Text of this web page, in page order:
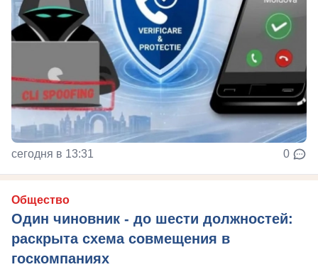
сегодня в 13:31 0
Общество
Один чиновник - до шести должностей:
раскрыта схема совмещения в
госкомпаниях